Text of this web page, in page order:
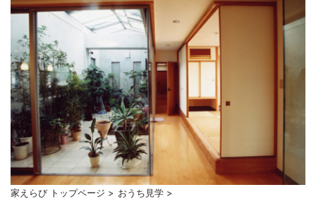
家えらび トップページ > おうち見学 >